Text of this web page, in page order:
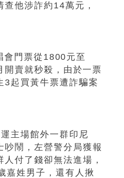
他涉詐約14萬元，
門票從1800元至
賣就秒殺，由於一票
3起買黃牛票遭詐騙案
主場館外一群印尼
吵鬧，左營警分局獲報
付了錢卻無法進場，
嘉姓男子，還有人揪